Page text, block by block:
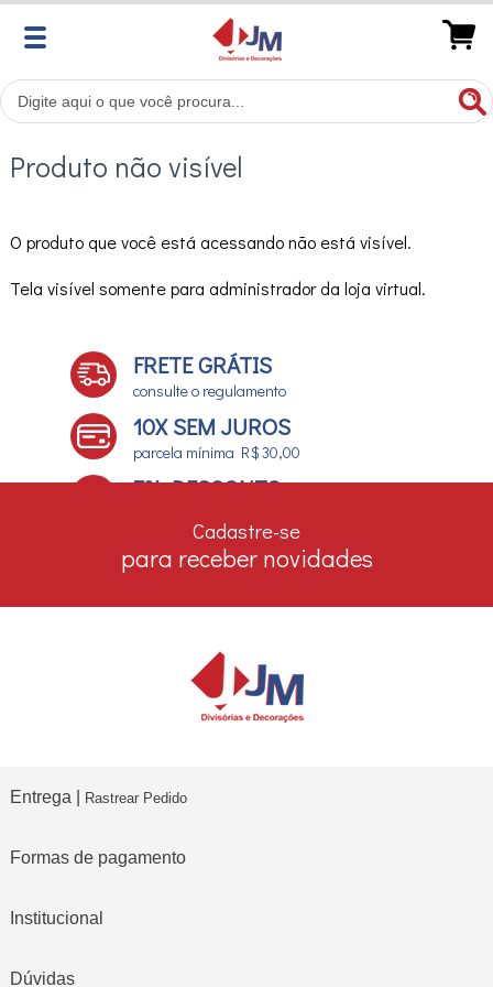
Produto não visível
O produto que você está acessando não está visível.
Tela visível somente para administrador da loja virtual.
FRETE GRÁTIS
consulte o regulamento
10X SEM JUROS
parcela mínima R$ 30,00
7% DESCONTO
Cadastre-se
para receber novidades
Entrega | Rastrear Pedido
Formas de pagamento
Institucional
Dúvidas